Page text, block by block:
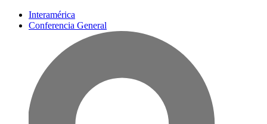
Interamérica
Conferencia General